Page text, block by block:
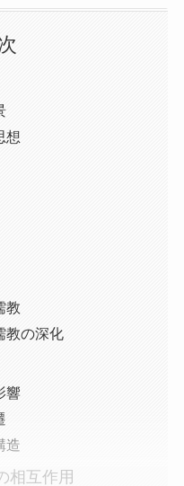
想
教
教の深化
響
造
相互作用